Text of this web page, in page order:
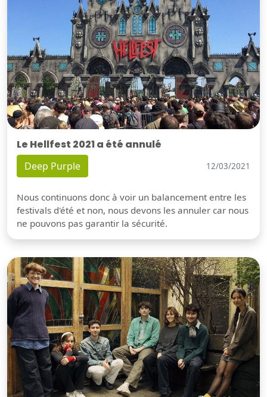
Le Hellfest 2021 a été annulé
Deep Purple 12/03/2021
Nous continuons donc à voir un balancement entre les
festivals d'été et non, nous devons les annuler car nous
ne pouvons pas garantir la sécurité.